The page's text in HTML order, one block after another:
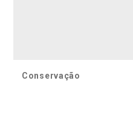
Conservação